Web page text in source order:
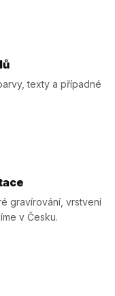
texty a případné
gravírování, vrstvení
v Česku.